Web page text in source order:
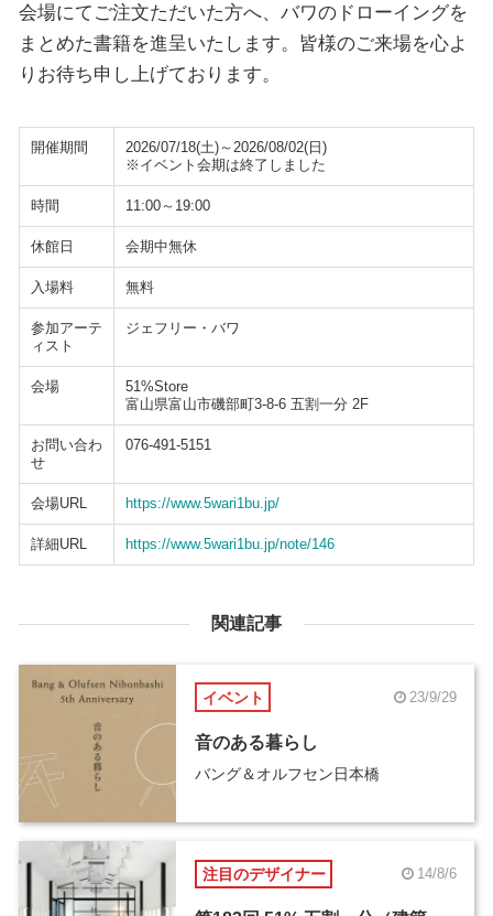
会場にてご注文ただいた方へ、バワのドローイングを
まとめた書籍を進呈いたします。皆様のご来場を心よ
りお待ち申し上げております。
開催期間
2026/07/18(土)～2026/08/02(日)
※イベント会期は終了しました
時間 11:00～19:00
休館日 会期中無休
入場料 無料
参加アーテ
ィスト
ジェフリー・バワ
会場
51%Store
富山県富山市磯部町3-8-6 五割一分 2F
お問い合わ
せ
076-491-5151
会場URL https://www.5wari1bu.jp/
詳細URL https://www.5wari1bu.jp/note/146
関連記事
イベント 23/9/29
音のある暮らし
バング＆オルフセン日本橋
注目のデザイナー 14/8/6